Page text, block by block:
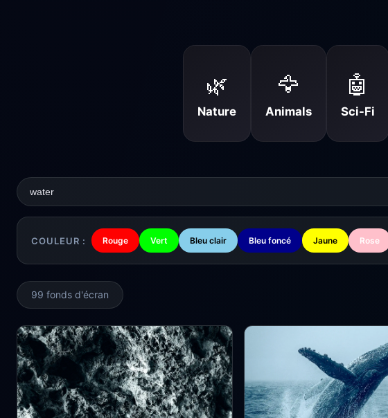
🌿
Nature
🦅
Animals
🤖
Sci-Fi
COULEUR : Rouge Vert Bleu clair Bleu foncé Jaune Rose
99 fonds d'écran